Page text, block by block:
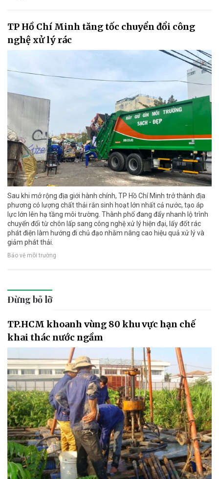
TP Hồ Chí Minh tăng tốc chuyển đổi công
nghệ xử lý rác
Sau khi mở rộng địa giới hành chính, TP Hồ Chí Minh trở thành địa
phương có lượng chất thải rắn sinh hoạt lớn nhất cả nước, tạo áp
lực lớn lên hạ tầng môi trường. Thành phố đang đẩy nhanh lộ trình
chuyển đổi từ chôn lấp sang công nghệ xử lý hiện đại, lấy đốt rác
phát điện làm hướng đi chủ đạo nhằm nâng cao hiệu quả xử lý và
giảm phát thải.
Bảo vệ môi trường
Đừng bỏ lỡ
TP.HCM khoanh vùng 80 khu vực hạn chế
khai thác nước ngầm